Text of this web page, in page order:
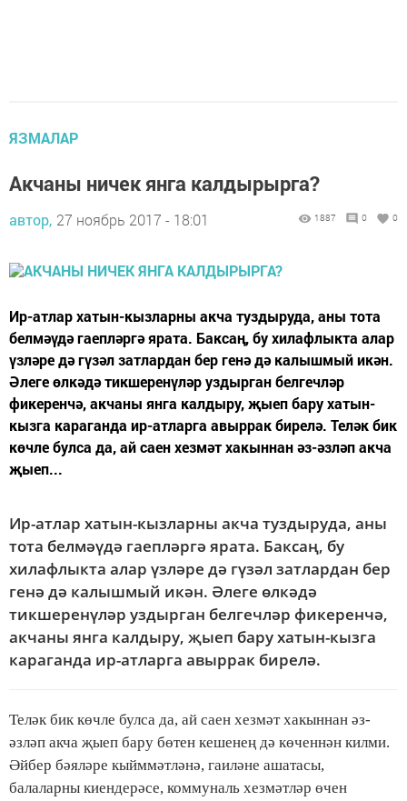
ЯЗМАЛАР
Акчаны ничек янга калдырырга?
автор, 27 ноябрь 2017 - 18:01 1887 0 0
Ир-атлар хатын-кызларны акча туздыруда, аны тота
белмәүдә гаепләргә ярата. Баксаң, бу хилафлыкта алар
үзләре дә гүзәл затлардан бер генә дә калышмый икән.
Әлеге өлкәдә тикшеренүләр уздырган белгечләр
фикеренчә, акчаны янга калдыру, җыеп бару хатын-
кызга караганда ир-атларга авыррак бирелә. Теләк бик
көчле булса да, ай саен хезмәт хакыннан әз-әзләп акча
җыеп...
Ир-атлар хатын-кызларны акча туздыруда, аны
тота белмәүдә гаепләргә ярата. Баксаң, бу
хилафлыкта алар үзләре дә гүзәл затлардан бер
генә дә калышмый икән. Әлеге өлкәдә
тикшеренүләр уздырган белгечләр фикеренчә,
акчаны янга калдыру, җыеп бару хатын-кызга
караганда ир-атларга авыррак бирелә.
Теләк бик көчле булса да, ай саен хезмәт хакыннан әз-
әзләп акча җыеп бару бөтен кешенең дә көченнән килми.
Әйбер бәяләре кыйм­мәтләнә, гаиләне ашатасы,
балаларны киендерәсе, коммуналь хезмәтләр өчен